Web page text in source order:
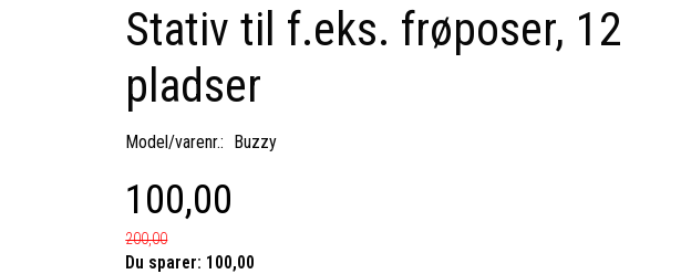
Stativ til f.eks. frøposer, 12
pladser
Model/varenr.: Buzzy
100,00
200,00
Du sparer: 100,00